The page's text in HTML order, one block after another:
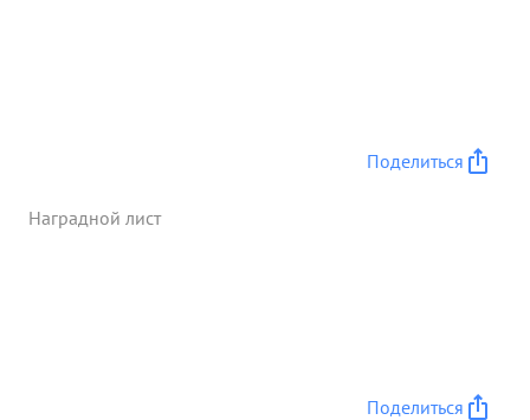
Поделиться
Наградной лист
Поделиться